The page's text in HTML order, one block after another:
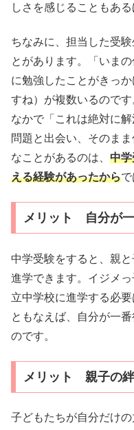
しさを感じることもある
ちなみに、担当した受
とがあります。「いま
に勉強したことがきっ
すね）が複数いるので
なかで「これは絶対に
問題と出会い、そのま
なことがあるのは、 中
える経験があったからで
メリット 自分が
中学受験をすると、親
進学できます。イジメ
立中学校に進学する必
ともなえば、自分が一
のです。
メリット 親子の
子どもたちが自分だけ